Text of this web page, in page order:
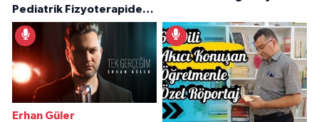
Pediatrik Fizyoterapiden
İlham Veren Hikâyeler
Erhan Güler